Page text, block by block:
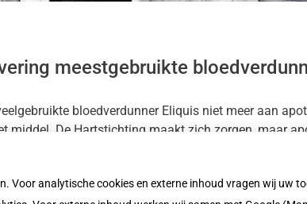
meestgebruikte
bloedverdunner Eliquis niet meer aan
De Hartstichting maakt zich zorgen, maar
Voor analytische cookies en externe inhoud vragen wij uw